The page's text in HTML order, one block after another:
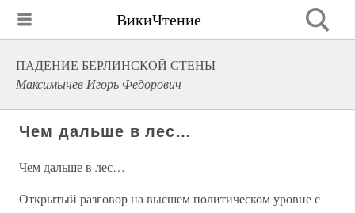
ВикиЧтение
ПАДЕНИЕ БЕРЛИНСКОЙ СТЕНЫ
Максимычев Игорь Федорович
Чем дальше в лес…
Чем дальше в лес…
Открытый разговор на высшем политическом уровне с